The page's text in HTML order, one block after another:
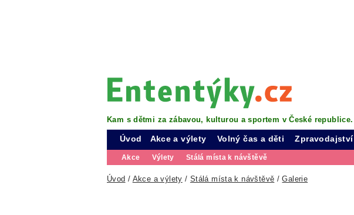
Kam s dětmi za zábavou, kulturou a sportem v České republice.
Úvod Akce a výlety
Akce Výlety Stálá místa k návštěvě
Volný čas a děti Zpravodajství
Úvod / Akce a výlety / Stálá místa k návštěvě /Galerie